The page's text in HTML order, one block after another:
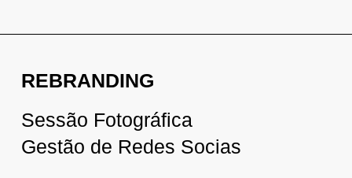
REBRANDING
Sessão Fotográfica
Gestão de Redes Socias